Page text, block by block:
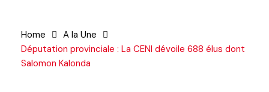
Home
A la Une
Députation provinciale : La CENI dévoile 688 élus dont
Salomon Kalonda